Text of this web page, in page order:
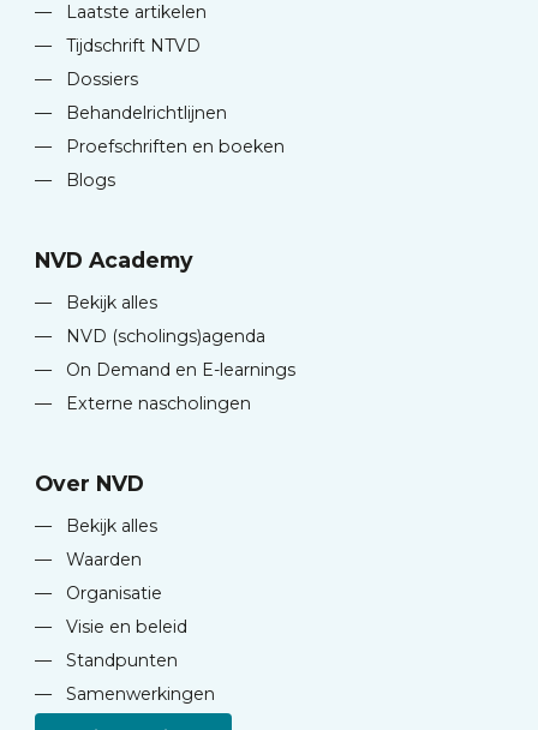
—
Laatste artikelen
—
Tijdschrift NTVD
—
Dossiers
—
Behandelrichtlijnen
—
Proefschriften en boeken
—
Blogs
NVD Academy
—
Bekijk alles
—
NVD (scholings)agenda
—
On Demand en E-learnings
—
Externe nascholingen
Over NVD
—
Bekijk alles
—
Waarden
—
Organisatie
—
Visie en beleid
—
Standpunten
—
Samenwerkingen